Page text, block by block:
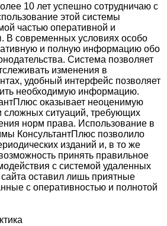
10 лет успешно сотрудничаю с
этой системы
частью оперативной и
В современных условиях особо
и полную информацию обо
Система позволяет
изменения в
удобный интерфейс позволяет
необходимую информацию.
оказывает неоценимую
ситуаций, требующих
норм права. Использование в
КонсультантПлюс позволило
изданий и, в то же
принять правильное
с системой удаленных
оставил лишь приятные
с оперативностью и полнотой